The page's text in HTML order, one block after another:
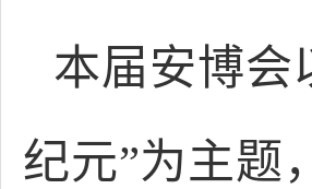
本届安博
纪元”为主题